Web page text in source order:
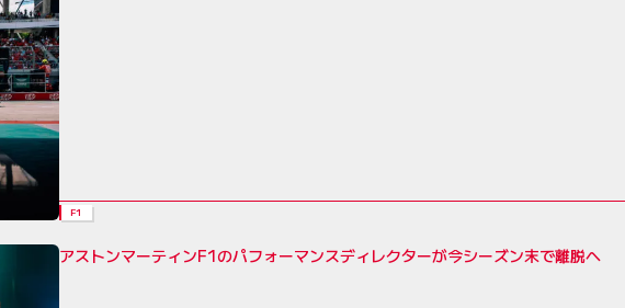
F1
アストンマーティンF1のパフォーマンスディレクターが今シーズン末で離脱へ